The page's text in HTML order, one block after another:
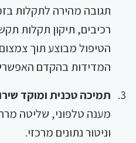
תגובה מהירה לתקלות
רכיבים, תיקון תקלות
הטיפול מבוצע תוך
המדידות בהקדם
תמיכה טכנית ומוקד
מענה טלפוני, שליטה
וניטור נתונים מרכזי.